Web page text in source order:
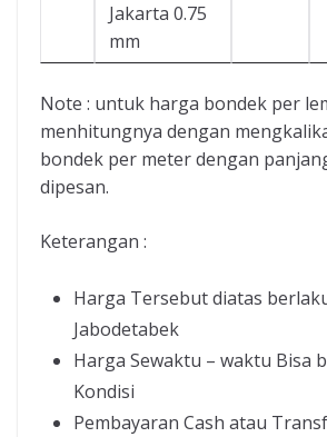
Jakarta 0.75
mm
Note : untuk harga bondek per
menhitungnya dengan
bondek per meter dengan
dipesan.
Keterangan :
Harga Tersebut diatas
Jabodetabek
Harga Sewaktu – waktu Bisa
Kondisi
Pembayaran Cash atau